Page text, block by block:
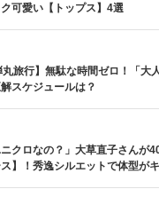
可愛い【トップス】4選
丸旅行】無駄な時間ゼロ！「大
スケジュールは？
ニクロなの？」大草直子さんが
ス】！秀逸シルエットで体型が